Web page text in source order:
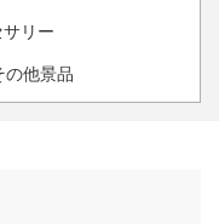
リー
の他景品